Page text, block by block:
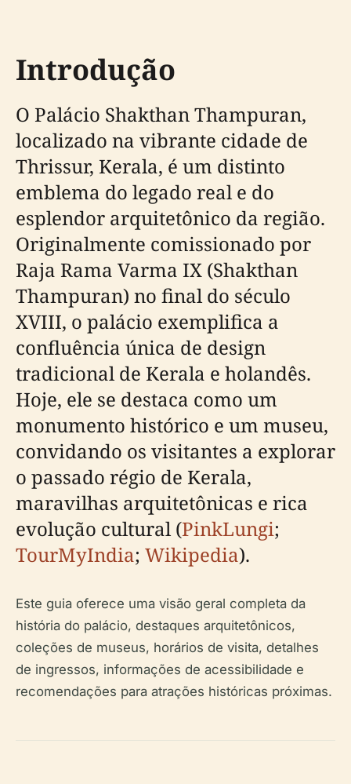
Introdução
O Palácio Shakthan Thampuran,
localizado na vibrante cidade de
Thrissur, Kerala, é um distinto
emblema do legado real e do
esplendor arquitetônico da região.
Originalmente comissionado por
Raja Rama Varma IX (Shakthan
Thampuran) no final do século
XVIII, o palácio exemplifica a
confluência única de design
tradicional de Kerala e holandês.
Hoje, ele se destaca como um
monumento histórico e um museu,
convidando os visitantes a explorar
o passado régio de Kerala,
maravilhas arquitetônicas e rica
evolução cultural (PinkLungi;
TourMyIndia; Wikipedia).
Este guia oferece uma visão geral completa da
história do palácio, destaques arquitetônicos,
coleções de museus, horários de visita, detalhes
de ingressos, informações de acessibilidade e
recomendações para atrações históricas próximas.